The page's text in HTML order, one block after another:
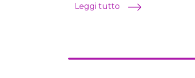
Leggi tutto